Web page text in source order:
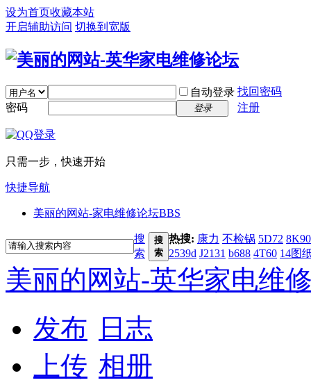
设为首页收藏本站
开启辅助访问 切换到宽版
自动登录 找回密码
密码
登录 注册
只需一步，快速开始
快捷导航
美丽的网站-家电维修论坛BBS
搜
索
搜
索
热搜: 康力 不检锅 5D72 8K90
2539d J2131 b688 4T60 14图
美丽的网站-英华家电维
发布
日志
上传 相册